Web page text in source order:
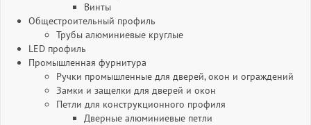
Винты
Общестроительный профиль
Трубы алюминиевые круглые
LED профиль
Промышленная фурнитура
Ручки промышленные для дверей, окон и ограждений
Замки и защелки для дверей и окон
Петли для конструкционного профиля
Дверные алюминиевые петли